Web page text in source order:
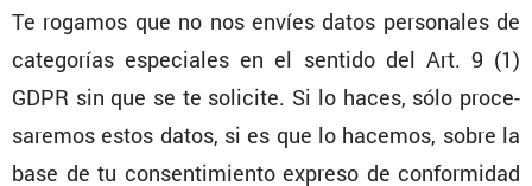
Te rogamos que no nos envíes datos perso­nales de
catego­rías especiales en el sentido del Art. 9 (1)
GDPR sin que se te solicite. Si lo haces, sólo proce­
sa­remos estos datos, si es que lo hacemos, sobre la
base de tu consen­ti­miento expreso de confor­midad